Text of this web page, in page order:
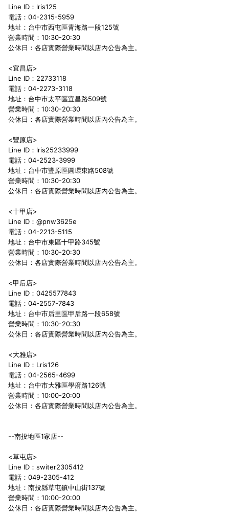
Line ID：lris125
電話：04-2315-5959
地址：台中市西屯區青海路一段125號
營業時間：10:30-20:30
公休日：各店實際營業時間以店內公告為主。
<宜昌店>
Line ID：22733118
電話：04-2273-3118
地址：台中市太平區宜昌路509號
營業時間：10:30-20:30
公休日：各店實際營業時間以店內公告為主。
<豐原店>
Line ID：lris25233999
電話：04-2523-3999
地址：台中市豐原區圓環東路508號
營業時間：10:30-20:30
公休日：各店實際營業時間以店內公告為主。
<十甲店>
Line ID：@pnw3625e
電話：04-2213-5115
地址：台中市東區十甲路345號
營業時間：10:30-20:30
公休日：各店實際營業時間以店內公告為主。
<甲后店>
Line ID：0425577843
電話：04-2557-7843
地址：台中市后里區甲后路一段658號
營業時間：10:30-20:30
公休日：各店實際營業時間以店內公告為主。
<大雅店>
Line ID：Lris126
電話：04-2565-4699
地址：台中市大雅區學府路126號
營業時間：10:00-20:00
公休日：各店實際營業時間以店內公告為主。
--南投地區1家店--
<草屯店>
Line ID：switer2305412
電話：049-2305-412
地址：南投縣草屯鎮中山街137號
營業時間：10:00-20:00
公休日：各店實際營業時間以店內公告為主。